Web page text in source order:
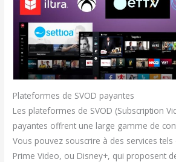
Plateformes de SVOD payantes
Les plateformes de SVOD (Subscription
payantes offrent une large gamme de
Vous pouvez souscrire à des services
Prime Video, ou Disney+, qui proposent